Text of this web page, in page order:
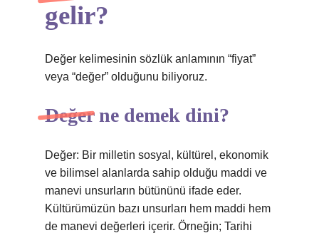
gelir?
Değer kelimesinin sözlük anlamının “fiyat”
veya “değer” olduğunu biliyoruz.
Değer ne demek dini?
Değer: Bir milletin sosyal, kültürel, ekonomik
ve bilimsel alanlarda sahip olduğu maddi ve
manevi unsurların bütününü ifade eder.
Kültürümüzün bazı unsurları hem maddi hem
de manevi değerleri içerir. Örneğin; Tarihi